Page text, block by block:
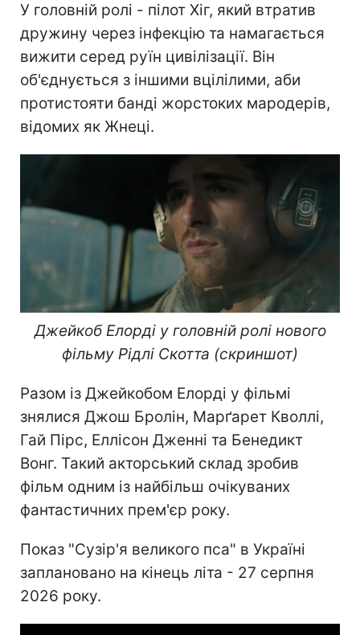
У головній ролі - пілот Хіг, який втратив
дружину через інфекцію та намагається
вижити серед руїн цивілізації. Він
об'єднується з іншими вцілілими, аби
протистояти банді жорстоких мародерів,
відомих як Жнеці.
Джейкоб Елорді у головній ролі нового
фільму Рідлі Скотта (скриншот)
Разом із Джейкобом Елорді у фільмі
знялися Джош Бролін, Марґарет Кволлі,
Гай Пірс, Еллісон Дженні та Бенедикт
Вонг. Такий акторський склад зробив
фільм одним із найбільш очікуваних
фантастичних прем'єр року.
Показ "Сузір'я великого пса" в Україні
заплановано на кінець літа - 27 серпня
2026 року.